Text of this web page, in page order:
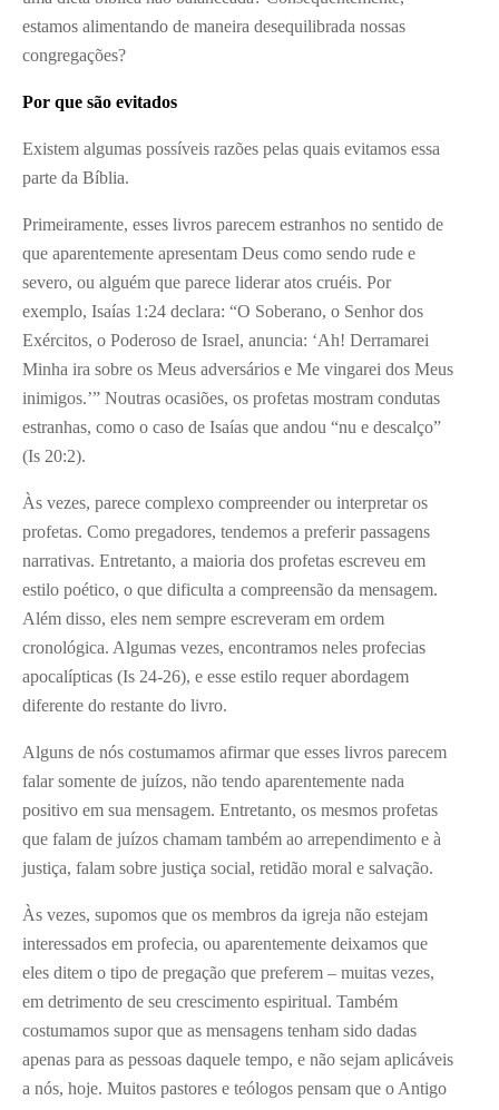
estamos alimentando de maneira desequilibrada nossas
congregações?
Por que são evitados
Existem algumas possíveis razões pelas quais evitamos essa
parte da Bíblia.
Primeiramente, esses livros parecem estranhos no sentido de
que aparentemente apresentam Deus como sendo rude e
severo, ou alguém que parece liderar atos cruéis. Por
exemplo, Isaías 1:24 declara: “O Soberano, o Senhor dos
Exércitos, o Poderoso de Israel, anuncia: ‘Ah! Derramarei
Minha ira sobre os Meus adversários e Me vingarei dos Meus
inimigos.’” Noutras ocasiões, os profetas mostram condutas
estranhas, como o caso de Isaías que andou “nu e descalço”
(Is 20:2).
Às vezes, parece complexo compreender ou interpretar os
profetas. Como pregadores, tendemos a preferir passagens
narrativas. Entretanto, a maioria dos profetas escreveu em
estilo poético, o que dificulta a compreensão da mensagem.
Além disso, eles nem sempre escreveram em ordem
cronológica. Algumas vezes, encontramos neles profecias
apocalípticas (Is 24-26), e esse estilo requer abordagem
diferente do restante do livro.
Alguns de nós costumamos afirmar que esses livros parecem
falar somente de juízos, não tendo aparentemente nada
positivo em sua mensagem. Entretanto, os mesmos profetas
que falam de juízos chamam também ao arrependimento e à
justiça, falam sobre justiça social, retidão moral e salvação.
Às vezes, supomos que os membros da igreja não estejam
interessados em profecia, ou aparentemente deixamos que
eles ditem o tipo de pregação que preferem – muitas vezes,
em detrimento de seu crescimento espiritual. Também
costumamos supor que as mensagens tenham sido dadas
apenas para as pessoas daquele tempo, e não sejam aplicáveis
a nós, hoje. Muitos pastores e teólogos pensam que o Antigo